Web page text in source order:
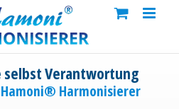
selbst Verantwortung
Harmonisierer